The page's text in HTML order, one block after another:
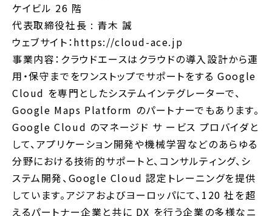
ケイビル 26 階
代表取締役社長 : 青木 誠
ウェブサイト：https://cloud-ace.jp
事業内容：クラウドエースはクラウドの導入設計から運
用・保守までをワンストップでサポートをする Google
Cloud を専門としたシステムインテグレーターで、
Google Maps Platform のパートナーでもあります。
Google Cloud のマネージド サ ービス プロバイダと
して、アプリケーション開発や機械学習などのあらゆる
分野における技術的サポートと、コンサルティング、シ
ステム開発、Google Cloud 認定トレーニングを提供
しています。アジアおよびヨーロッパにて、120 社を超
えるパートナー企業と共に DX を行う企業の多様なニ